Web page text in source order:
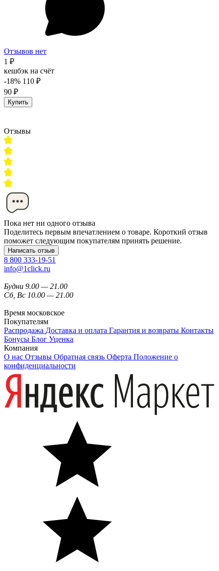
Отзывов нет
1 ₽
кешбэк на счёт
-18% 110 ₽
90 ₽
Купить
Отзывы
Пока нет ни одного отзыва
Поделитесь первым впечатлением о товаре. Короткий отзыв
поможет следующим покупателям принять решение.
Написать отзыв
8 800 333-19-51
info@1click.ru
Будни 9.00 — 21.00
Сб, Вс 10.00 — 21.00
Время московское
Покупателям
Распродажа Доставка и оплата Гарантия и возвраты Контакты
Бонусы Блог Уценка
Компания
О нас Отзывы Обратная связь Оферта Положение о
конфиденциальности